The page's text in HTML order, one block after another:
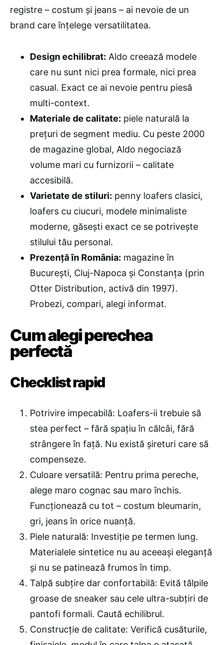
registre – costum și jeans – ai nevoie de un
brand care înțelege versatilitatea.
Design echilibrat: Aldo creează modele
care nu sunt nici prea formale, nici prea
casual. Exact ce ai nevoie pentru piesă
multi-context.
Materiale de calitate: piele naturală la
prețuri de segment mediu. Cu peste 2000
de magazine global, Aldo negociază
volume mari cu furnizorii – calitate
accesibilă.
Varietate de stiluri: penny loafers clasici,
loafers cu ciucuri, modele minimaliste
moderne, găsești exact ce se potrivește
stilului tău personal.
Prezență în România: magazine în
București, Cluj-Napoca și Constanța (prin
Otter Distribution, activă din 1997).
Probezi, compari, alegi informat.
Cum alegi perechea
perfectă
Checklist rapid
Potrivire impecabilă: Loafers-ii trebuie să
stea perfect – fără spațiu în călcâi, fără
strângere în față. Nu există șireturi care să
compenseze.
Culoare versatilă: Pentru prima pereche,
alege maro cognac sau maro închis.
Funcționează cu tot – costum bleumarin,
gri, jeans în orice nuanță.
Piele naturală: Investiție pe termen lung.
Materialele sintetice nu au aceeași eleganță
și nu se patinează frumos în timp.
Talpă subțire dar confortabilă: Evită tălpile
groase de sneaker sau cele ultra-subțiri de
pantofi formali. Caută echilibrul.
Construcție de calitate: Verifică cusăturile,